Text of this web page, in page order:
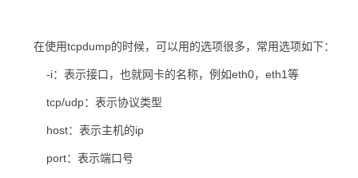
在使用tcpdump的时候，可以用的选项很多，常用选项如下：
-i：表示接口，也就网卡的名称，例如eth0，eth1等
tcp/udp：表示协议类型
host：表示主机的ip
port：表示端口号